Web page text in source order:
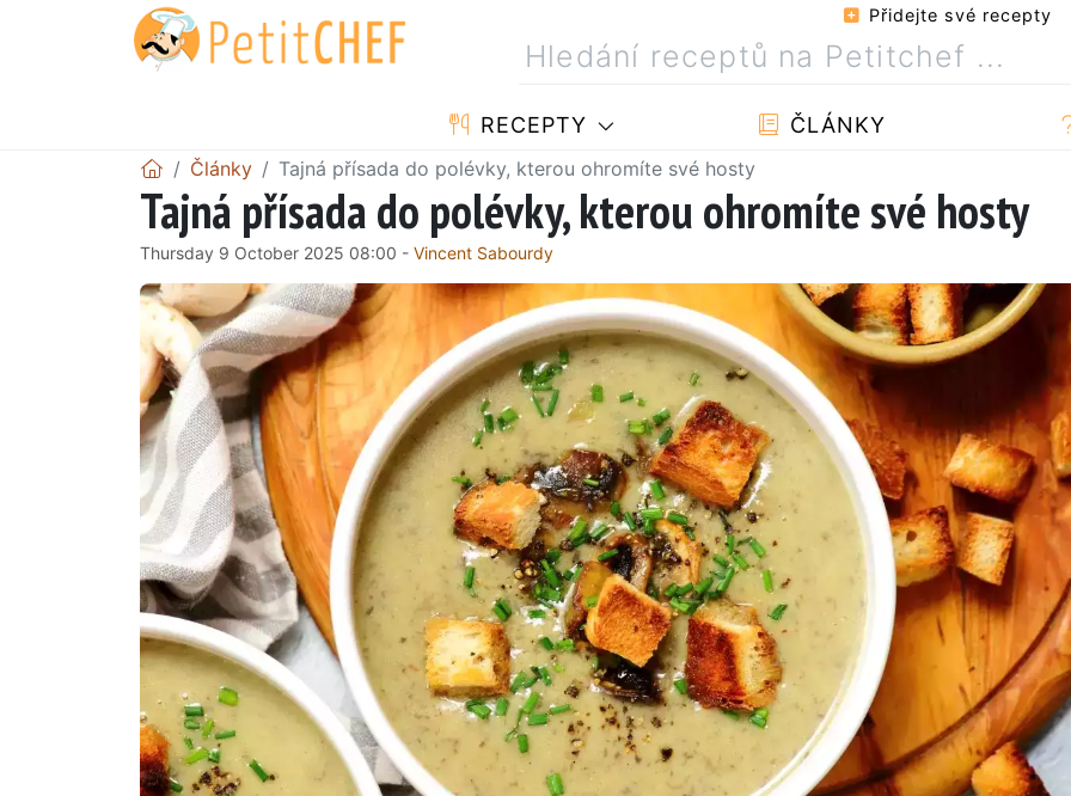
Přidejte své recepty
RECEPTY ČLÁNKY
Články Tajná přísada do polévky, kterou ohromíte své hosty
Tajná přísada do polévky, kterou ohromíte své hosty
Thursday 9 October 2025 08:00 - Vincent Sabourdy